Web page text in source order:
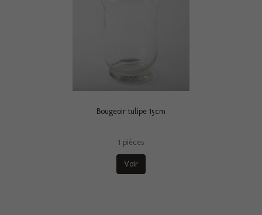
Bougeoir tulipe 15cm
1 pièces
Voir